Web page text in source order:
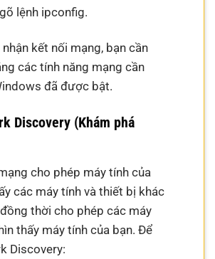
lệnh ipconfig.
nhận kết nối mạng, bạn cần
các tính năng mạng cần
đã được bật.
Discovery (Khám phá
cho phép máy tính của
các máy tính và thiết bị khác
thời cho phép các máy
thấy máy tính của bạn. Để
Discovery: